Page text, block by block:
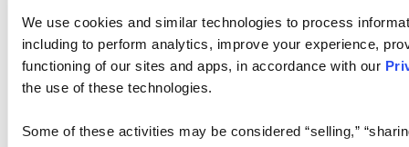
We use cookies and similar technologies to process
including to perform analytics, improve your experience,
functioning of our sites and apps, in accordance with our
the use of these technologies.
Some of these activities may be considered “selling,”